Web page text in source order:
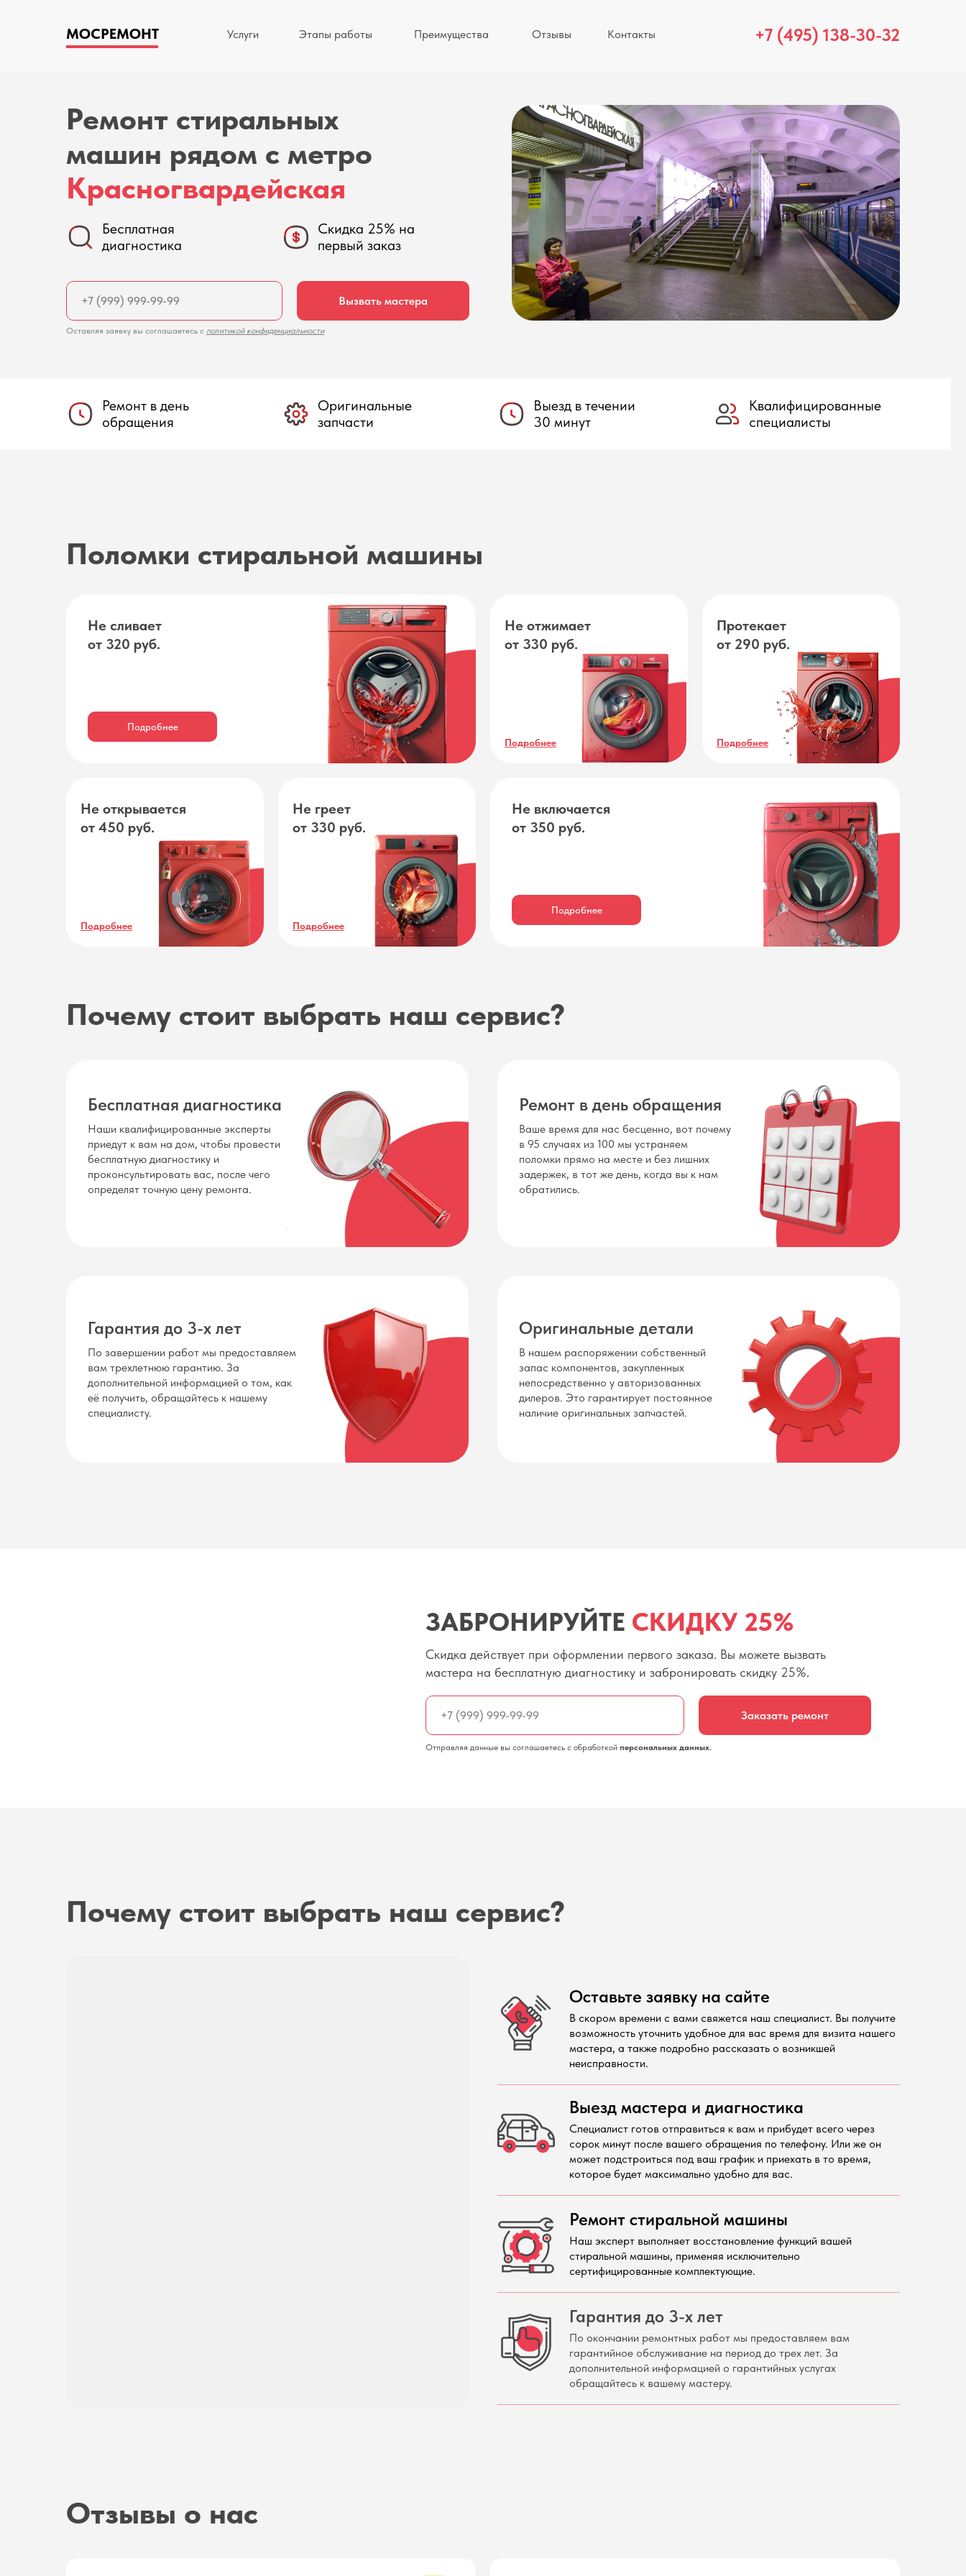
Услуги Этапы работы Преимущества Отзывы Контакты +7 (495) 138-30-32
МОСРЕМОНТ
Ремонт стиральных
машин рядом с метро
Красногвардейская
Бесплатная
диагностика
Скидка 25% на
первый заказ
Ремонт в день
обращения
Оригинальные
запчасти
Выезд в течении
30 минут
Квалифицированные
специалисты
Вызвать мастера
Оставляя заявку вы соглашаетесь с политикой конфиденциальности
Поломки стиральной машины
Не сливает
от 320 руб.
Подробнее
Не отжимает
от 330 руб.
Протекает
от 290 руб.
Подробнее Подробнее
Не открывается
от 450 руб.
Не греет
от 330 руб.
Не включается
от 350 руб.
Подробнее
Подробнее
Подробнее
Бесплатная диагностика
Наши квалифицированные эксперты
приедут к вам на дом, чтобы провести
бесплатную диагностику и
проконсультировать вас, после чего
определят точную цену ремонта.
Ремонт в день обращения
Ваше время для нас бесценно, вот почему
в 95 случаях из 100 мы устраняем
поломки прямо на месте и без лишних
задержек, в тот же день, когда вы к нам
обратились.
Гарантия до 3-х лет
По завершении работ мы предоставляем
вам трехлетнюю гарантию. За
дополнительной информацией о том, как
её получить, обращайтесь к нашему
специалисту.
Оригинальные детали
В нашем распоряжении собственный
запас компонентов, закупленных
непосредственно у авторизованных
дилеров. Это гарантирует постоянное
наличие оригинальных запчастей.
Почему стоит выбрать наш сервис?
ЗАБРОНИРУЙТЕ СКИДКУ 25%
Отправляя данные вы соглашаетесь с обработкой персональных данных.
Заказать ремонт
Скидка действует при оформлении первого заказа. Вы можете вызвать
мастера на бесплатную диагностику и забронировать скидку 25%.
Оставьте заявку на сайте
В скором времени с вами свяжется наш специалист. Вы получите
возможность уточнить удобное для вас время для визита нашего
мастера, а также подробно рассказать о возникшей
неисправности.
Выезд мастера и диагностика
Специалист готов отправиться к вам и прибудет всего через
сорок минут после вашего обращения по телефону. Или же он
может подстроиться под ваш график и приехать в то время,
которое будет максимально удобно для вас.
Ремонт стиральной машины
Наш эксперт выполняет восстановление функций вашей
стиральной машины, применяя исключительно
сертифицированные комплектующие.
Гарантия до 3-х лет
По окончании ремонтных работ мы предоставляем вам
гарантийное обслуживание на период до трех лет. За
дополнительной информацией о гарантийных услугах
обращайтесь к вашему мастеру.
Почему стоит выбрать наш сервис?
Отзывы о нас